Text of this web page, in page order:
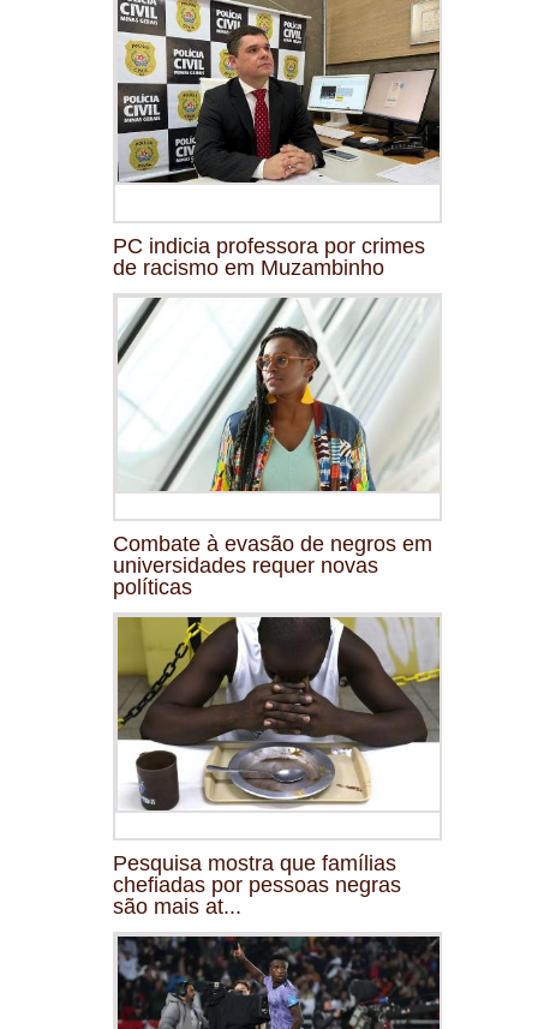
PC indicia professora por crimes
de racismo em Muzambinho
Combate à evasão de negros em
universidades requer novas
políticas
Pesquisa mostra que famílias
chefiadas por pessoas negras
são mais at...